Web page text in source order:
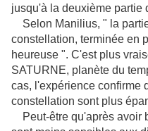
jusqu'à la deuxième partie
Selon Manilius, " la
constellation, terminée en
heureuse ". C'est plus
SATURNE, planète du
cas, l'expérience confirme
constellation sont plus
Peut-être qu'après avoir